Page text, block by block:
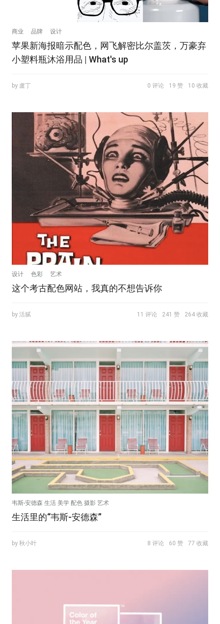
商业 品牌 设计
苹果新海报暗示配色，网飞解密比尔盖茨，万豪弃
小塑料瓶沐浴用品 | What's up
by 盧丁 0 评论 19 赞 10 收藏
设计 色彩 艺术
这个考古配色网站，我真的不想告诉你
by 活腻 11 评论 241 赞 264 收藏
韦斯-安德森 生活 美学 配色 摄影 艺术
生活里的“韦斯-安德森”
by 秋小叶 8 评论 60 赞 77 收藏